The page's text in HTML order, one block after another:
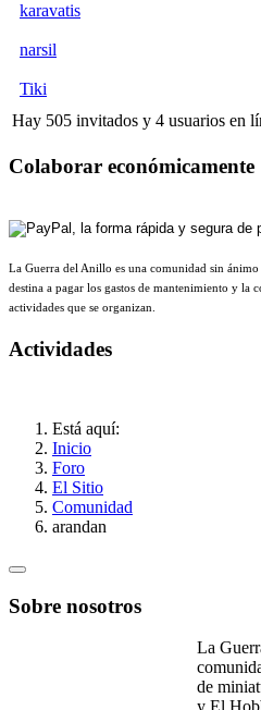
karavatis
narsil
Tiki
Hay 505 invitados y 4 usuarios en
Colaborar económicamente
La Guerra del Anillo es una comunidad sin
destina a pagar los gastos de mantenimiento y la
actividades que se organizan.
Actividades
Está aquí:
Inicio
Foro
El Sitio
Comunidad
arandan
Sobre nosotros
La
de